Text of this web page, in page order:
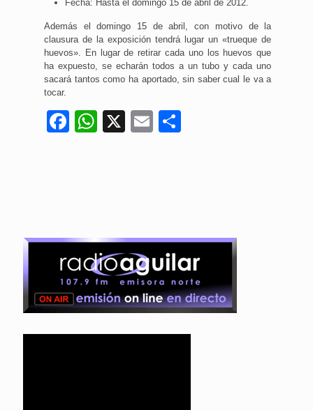
Fecha: Hasta el domingo 15 de abril de 2012.
Además el domingo 15 de abril, con motivo de la
clausura de la exposición tendrá lugar un «trueque de
huevos». En lugar de retirar cada uno los huevos que
ha expuesto, se echarán todos a un tubo y cada uno
sacará tantos como ha aportado, sin saber cual le va a
tocar.
Facebook
WhatsApp
X Email